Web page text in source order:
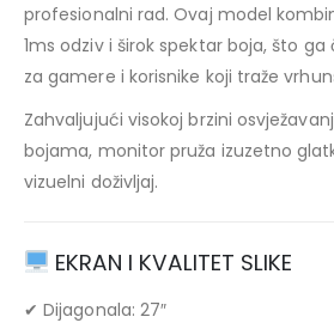
profesionalni rad. Ovaj model
1ms odziv i širok spektar boja, što
za gamere i korisnike koji traže
Zahvaljujući visokoj brzini
bojama, monitor pruža izuzetno
vizuelni doživljaj.
EKRAN I KVALITET SLIKE
✔ Dijagonala: 27″